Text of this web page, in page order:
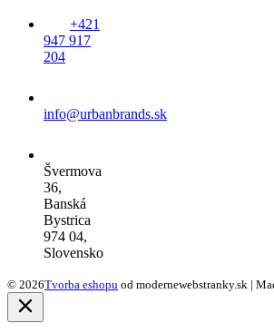
+421
947 917
204
info@urbanbrands.sk
Švermova
36,
Banská
Bystrica
974 04,
Slovensko
© 2026Tvorba eshopu od modernewebstranky.sk |